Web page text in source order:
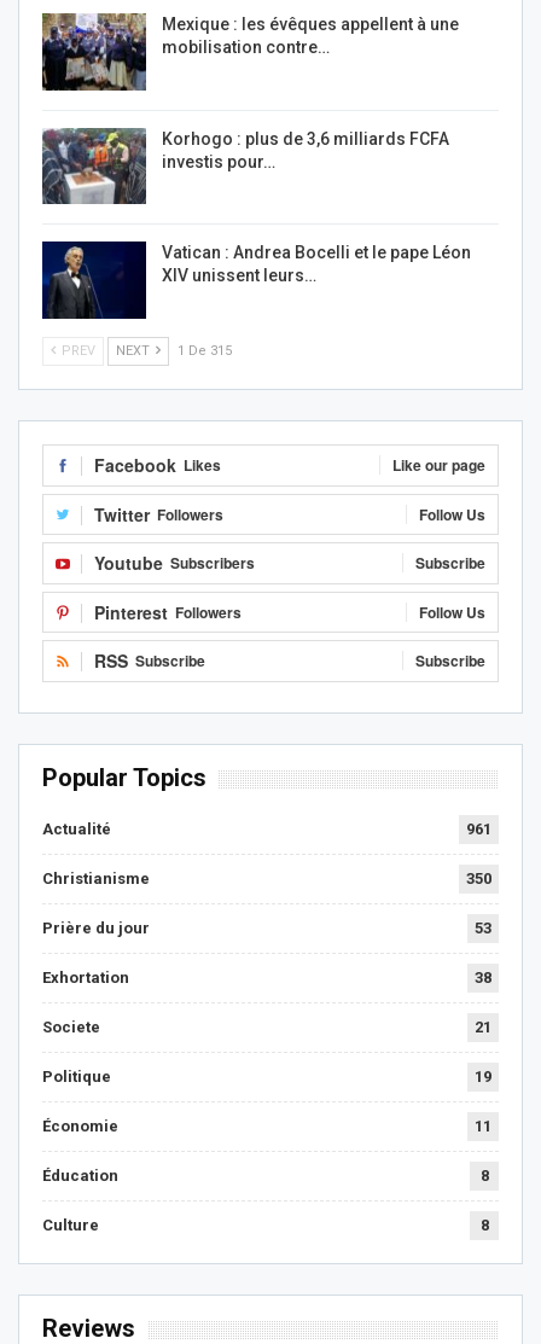
Mexique : les évêques appellent à une
mobilisation contre…
Korhogo : plus de 3,6 milliards FCFA
investis pour…
Vatican : Andrea Bocelli et le pape Léon
XIV unissent leurs…
PREV NEXT 1 De 315
Facebook Likes Like our page
Twitter Followers Follow Us
Youtube Subscribers Subscribe
Pinterest Followers Follow Us
RSS Subscribe Subscribe
Popular Topics
Actualité 961
Christianisme 350
Prière du jour 53
Exhortation 38
Societe 21
Politique 19
Économie 11
Éducation 8
Culture 8
Reviews